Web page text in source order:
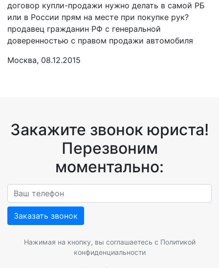
договор купли-продажи нужно делать в самой РБ
или в России прям на месте при покупке рук?
продавец гражданин РФ с генеральной
доверенностью с правом продажи автомобиля
Москва, 08.12.2015
Закажите звонок юриста!
Перезвоним
моментально:
Заказать звонок
Нажимая на кнопку, вы соглашаетесь с Политикой
конфиденциальности